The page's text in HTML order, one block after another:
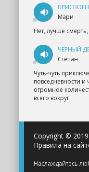
Мари
Нет, лучше
Степан
Чуть-чуть
повседневности и
огромное
всего вокруг.
Copyright ©
Правила на
Наслаждайтесь